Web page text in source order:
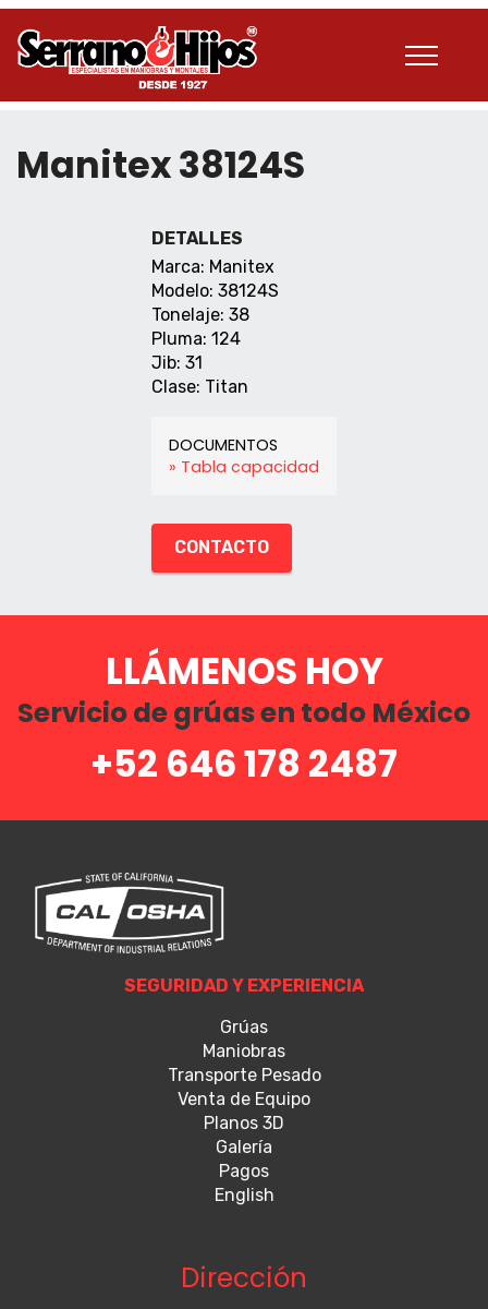
Manitex 38124S
DETALLES
Marca: Manitex
Modelo: 38124S
Tonelaje: 38
Pluma: 124
Jib: 31
Clase: Titan
DOCUMENTOS
» Tabla capacidad
CONTACTO
LLÁMENOS HOY
Servicio de grúas en todo México
+52 646 178 2487
SEGURIDAD Y EXPERIENCIA
Grúas
Maniobras
Transporte Pesado
Venta de Equipo
Planos 3D
Galería
Pagos
English
Dirección